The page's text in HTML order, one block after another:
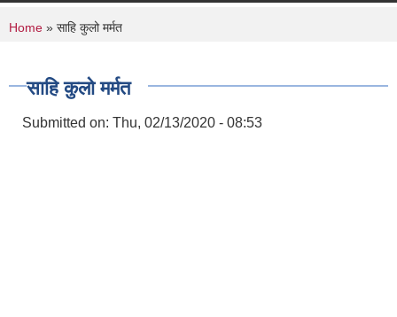
You are here
Home » साहि कुलो मर्मत
साहि कुलो मर्मत
Submitted on: Thu, 02/13/2020 - 08:53